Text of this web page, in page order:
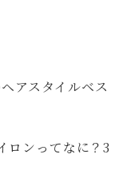
アスタイルベス